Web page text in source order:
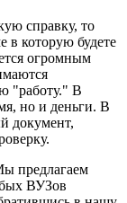
справку, то
в которую будете
огромным
"работу." В
но и деньги. В
документ,
предлагаем
ВУЗов